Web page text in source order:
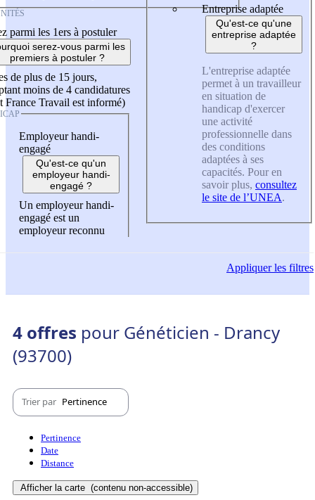
parmi les 1ers à postuler
serez-vous parmi les
premiers à postuler ?
de plus de 15 jours,
moins de 4 candidatures
France Travail est informé)
Employeur handi-
engagé
Qu'est-ce qu'un
employeur handi-
engagé ?
Un employeur handi-
engagé est un
employeur reconnu
Entreprise adaptée
Qu'est-ce qu'une
entreprise adaptée
?
L'entreprise adaptée
permet à un travailleur
en situation de
handicap d'exercer
une activité
professionnelle dans
des conditions
adaptées à ses
capacités. Pour en
savoir plus, consultez
le site de l’UNEA.
Appliquerles filtres
4 offres pour Généticien - Drancy
(93700)
Trier par Pertinence
Pertinence
Date
Distance
Afficher la carte (contenu non-accessible)